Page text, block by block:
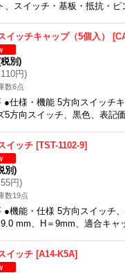
、スイッチ・基板・抵抗・
イッチキャップ（5個入） [
別)
110円)
数6点
●仕様・機能 5方向スイッチ
5方向スイッチ、黒色、表記
イッチ [TST-1102-9]
別)
55円)
数19点
●機能・仕様 5方向スイッチ
mm、H＝9mm、適合キ
イッチ [A14-K5A]